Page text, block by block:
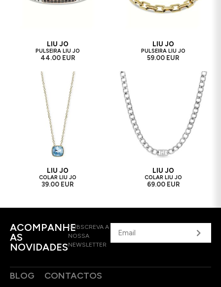
LIU JO
PULSEIRA LIU JO
44.00 EUR
LIU JO
PULSEIRA LIU JO
59.00 EUR
LIU JO
COLAR LIU JO
39.00 EUR
LIU JO
COLAR LIU JO
69.00 EUR
ACOMPANHE
AS
NOVIDADES
SUBSCREVA A
NOSSA
NEWSLETTER
BLOG CONTACTOS